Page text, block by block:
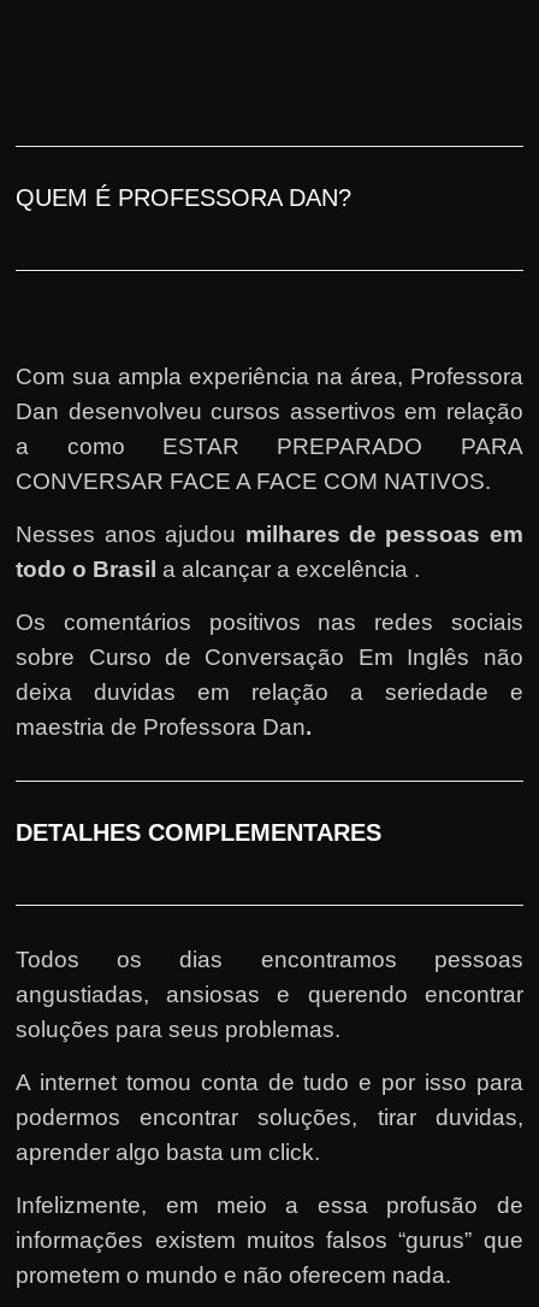
QUEM É PROFESSORA DAN?
Com sua ampla experiência na área, Professora
Dan desenvolveu cursos assertivos em relação
a como ESTAR PREPARADO PARA
CONVERSAR FACE A FACE COM NATIVOS.
Nesses anos ajudou milhares de pessoas em
todo o Brasil a alcançar a excelência .
Os comentários positivos nas redes sociais
sobre Curso de Conversação Em Inglês não
deixa duvidas em relação a seriedade e
maestria de Professora Dan.
DETALHES COMPLEMENTARES
Todos os dias encontramos pessoas
angustiadas, ansiosas e querendo encontrar
soluções para seus problemas.
A internet tomou conta de tudo e por isso para
podermos encontrar soluções, tirar duvidas,
aprender algo basta um click.
Infelizmente, em meio a essa profusão de
informações existem muitos falsos “gurus” que
prometem o mundo e não oferecem nada.